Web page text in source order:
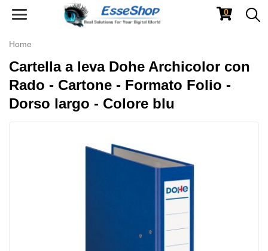
Toggle
0
Home
Cartella a leva Dohe Archicolor con
Rado - Cartone - Formato Folio -
Dorso largo - Colore blu